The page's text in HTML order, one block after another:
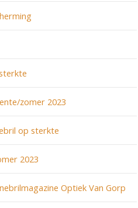
zomer 2023
op sterkte
2023
Optiek Van Gorp